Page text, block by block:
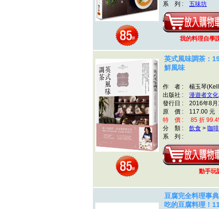
系 列 : 五味坊
我的料理自學
英式風味調茶：
鮮風味
作 者 : 楊玉琴
出版社 : 漫遊者文化
發行日 : 2016年8月
原 價 : 117.00 元
特 價 : 85 折
分 類 : 飲食 > 咖
系 列 :
動手玩
豆腐完全料理事
吃的豆腐料理！